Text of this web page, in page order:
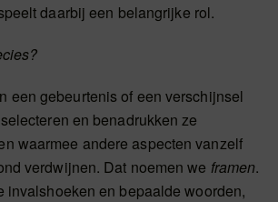
daarbij een belangrijke rol.
een gebeurtenis of een verschijnsel
en benadrukken ze
waarmee andere aspecten vanzelf
verdwijnen. Dat noemen we framen.
invalshoeken en bepaalde woorden,